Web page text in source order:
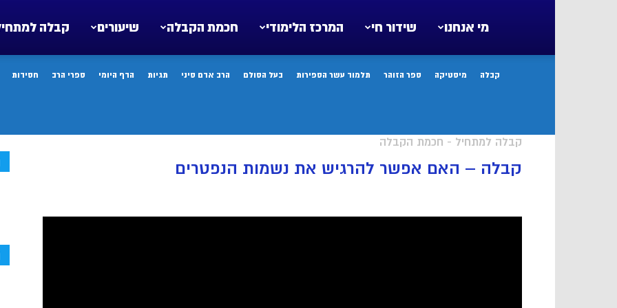
קבלה שיעורים חכמת הקבלה המרכז הלימודי שידור חי מי אנחנו
קבלה מיסטיקה ספר הזוהר תלמוד עשר הספירות בעל הסולם הרב אדם סיני תגיות הדף היומי ספרי הרב חסידות
קבלה למתחיל - חכמת הקבלה
קבלה – האם אפשר להרגיש את נשמות הנפטרים